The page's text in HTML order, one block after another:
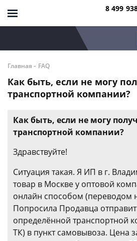
8 499
Главная - FAQ
Как быть, если не могу
транспортной компании?
Как быть, если не могу
транспортной компании?
Здравствуйте!
Ситуация такая. Я ИП в г.
товар в Москве у оптовой
онлайн способом (переводом
Попросила Продавца
определённой транспортной
ТК) в пункт самовывоза. Цена